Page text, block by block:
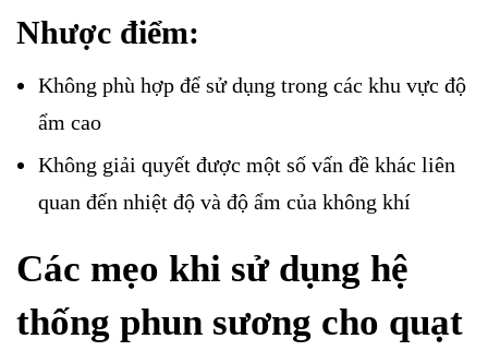
Nhược điểm:
Không phù hợp để sử dụng trong các khu vực độ
ẩm cao
Không giải quyết được một số vấn đề khác liên
quan đến nhiệt độ và độ ẩm của không khí
Các mẹo khi sử dụng hệ
thống phun sương cho quạt